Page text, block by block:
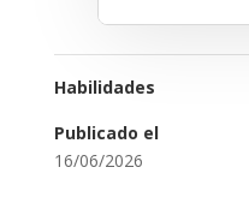
Habilidades
Publicado el
16/06/2026